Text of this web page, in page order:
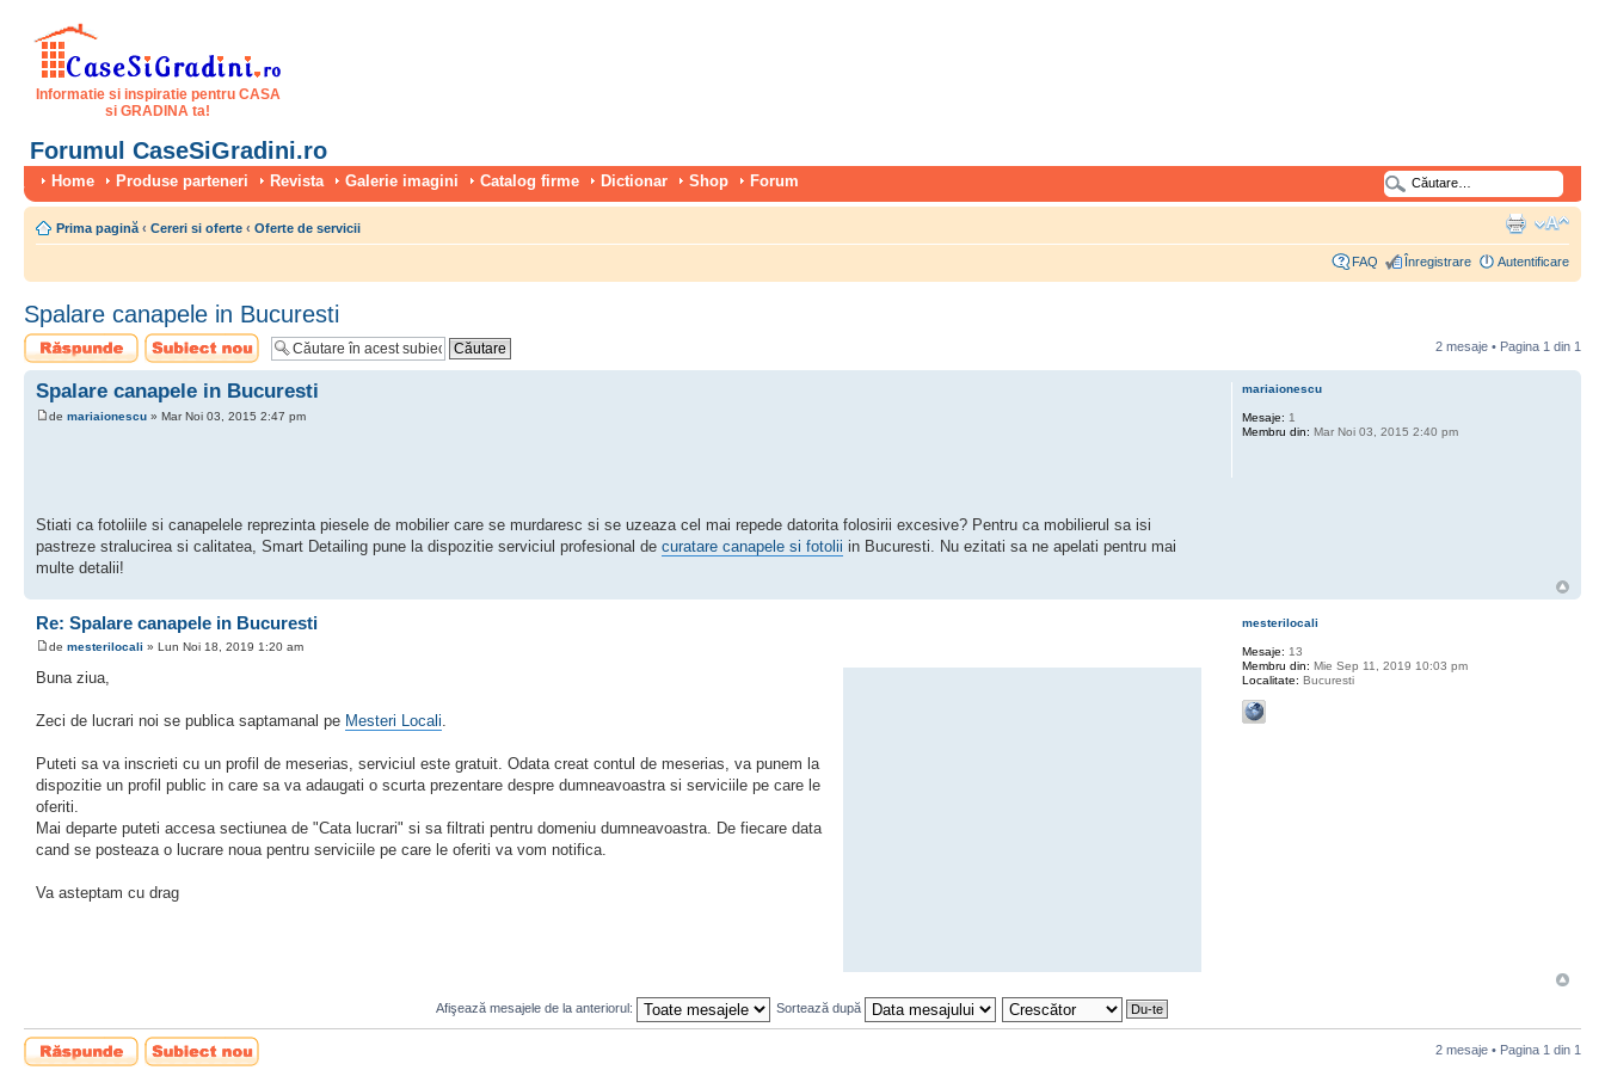
Informatie si inspiratie pentru CASA
si GRADINA ta!
Forumul CaseSiGradini.ro
Home Produse parteneri Revista Galerie imagini Catalog firme Dictionar Shop Forum
Prima pagină ‹ Cereri si oferte ‹ Oferte de servicii
FAQ Înregistrare Autentificare
Spalare canapele in Bucuresti
Scrie un răspuns
Scrie un subiect
nou
2 mesaje • Pagina 1 din 1
Spalare canapele in Bucuresti
de mariaionescu » Mar Noi 03, 2015 2:47 pm
Stiati ca fotoliile si canapelele reprezinta piesele de mobilier care se murdaresc si se uzeaza cel mai repede datorita folosirii excesive? Pentru ca mobilierul sa isi
pastreze stralucirea si calitatea, Smart Detailing pune la dispozitie serviciul profesional de curatare canapele si fotolii in Bucuresti. Nu ezitati sa ne apelati pentru mai
multe detalii!
mariaionescu
Mesaje: 1
Membru din: Mar Noi 03, 2015 2:40 pm
Re: Spalare canapele in Bucuresti
de mesterilocali » Lun Noi 18, 2019 1:20 am
Buna ziua,
Zeci de lucrari noi se publica saptamanal pe Mesteri Locali
Puteti sa va inscrieti cu un profil de meserias, serviciul este gratuit. Odata creat contul de meserias, va punem la
dispozitie un profil public in care sa va adaugati o scurta prezentare despre dumneavoastra si serviciile pe care le
oferiti.
Mai departe puteti accesa sectiunea de "Cata lucrari" si sa filtrati pentru domeniu dumneavoastra. De fiecare data
cand se posteaza o lucrare noua pentru serviciile pe care le oferiti va vom notifica.
Va asteptam cu drag
mesterilocali
Mesaje: 13
Membru din: Mie Sep 11, 2019 10:03 pm
Localitate: Bucuresti
Afişează mesajele de la anteriorul: Sortează după
Scrie un răspuns
Scrie un subiect
nou
2 mesaje • Pagina 1 din 1